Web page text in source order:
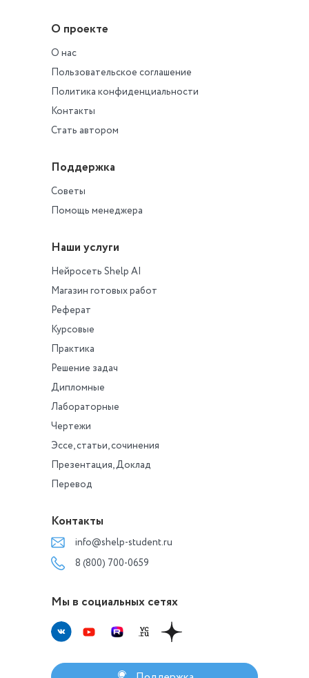
О проекте
О нас
Пользовательское соглашение
Политика конфиденциальности
Контакты
Стать автором
Поддержка
Советы
Помощь менеджера
Наши услуги
Нейросеть Shelp AI
Магазин готовых работ
Реферат
Курсовые
Практика
Решение задач
Дипломные
Лабораторные
Чертежи
Эссе, статьи, сочинения
Презентация, Доклад
Перевод
Контакты
info@shelp-student.ru
8 (800) 700-0659
Мы в социальных сетях